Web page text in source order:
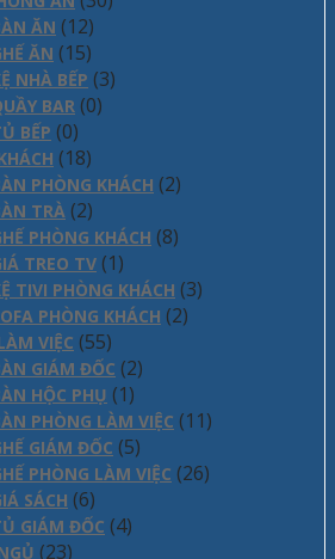
ĂN (12)
ĂN (15)
NHÀ BẾP (3)
BAR (0)
BẾP (0)
(18)
PHÒNG KHÁCH (2)
TRÀ (2)
PHÒNG KHÁCH (8)
TREO TV (1)
TIVI PHÒNG KHÁCH (3)
PHÒNG KHÁCH (2)
VIỆC (55)
GIÁM ĐỐC (2)
HỘC PHỤ (1)
PHÒNG LÀM VIỆC (11)
GIÁM ĐỐC (5)
PHÒNG LÀM VIỆC (26)
SÁCH (6)
GIÁM ĐỐC (4)
(23)